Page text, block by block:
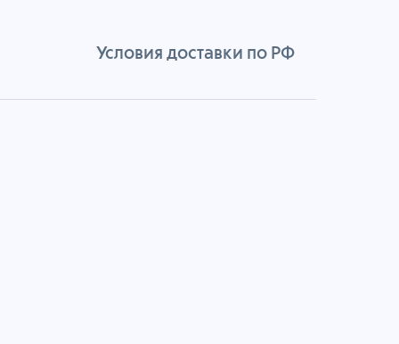
Условия доставки по РФ